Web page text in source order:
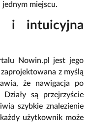
miejscu.
i intuicyjna
Nowin.pl jest jego
z myślą
że nawigacja po
są przejrzyście
szybkie znalezienie
użytkownik może